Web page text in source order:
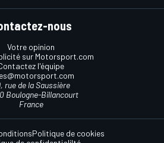
nous
Votre opinion
sur Motorsport.com
l'équipe
rue de la Saussière
Boulogne-Billancourt
France
Politique de cookies